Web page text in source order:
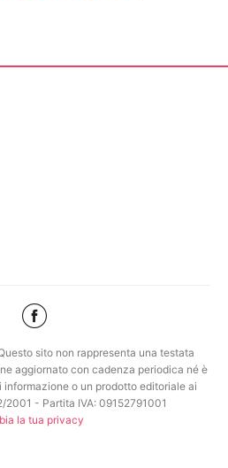
sito non rappresenta una testata
aggiornato con cadenza periodica né è
o un prodotto editoriale ai
2001 - Partita IVA: 09152791001
la tua privacy